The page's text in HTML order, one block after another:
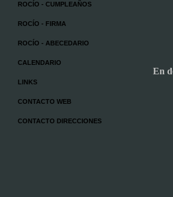
ROCÍO - CUMPLEAÑOS
ROCÍO - FIRMA
ROCÍO - ABECEDARIO
CALENDARIO
LINKS
CONTACTO WEB
CONTACTO DIRECCIONES
En